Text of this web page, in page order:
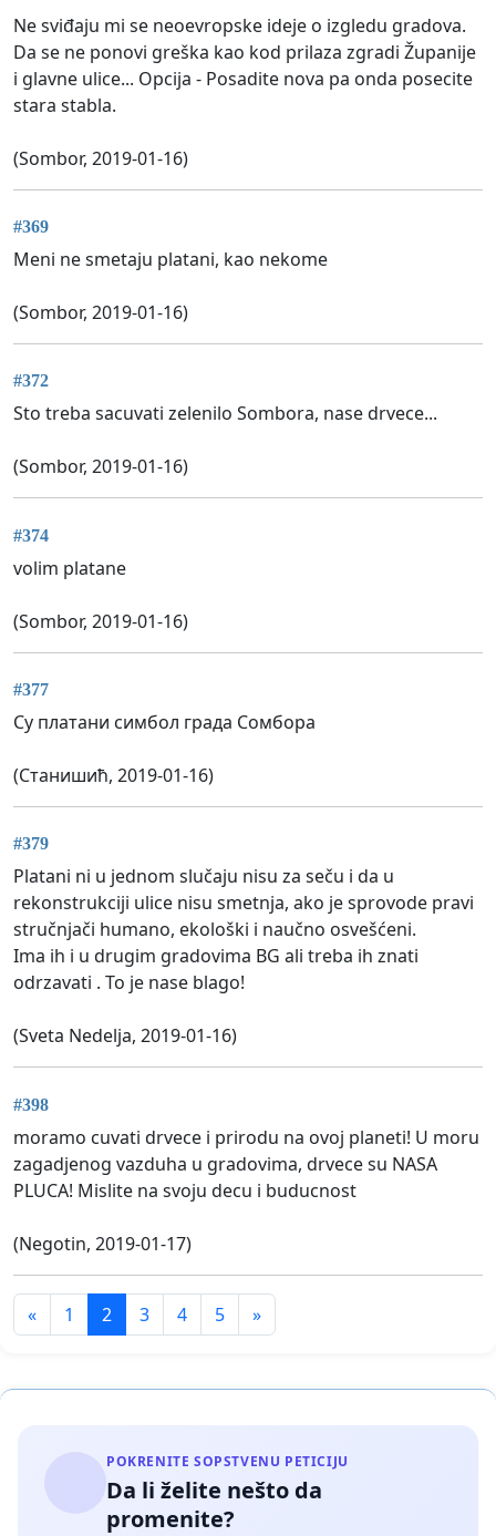
Ne sviđaju mi se neoevropske ideje o izgledu gradova.
Da se ne ponovi greška kao kod prilaza zgradi Županije
i glavne ulice... Opcija - Posadite nova pa onda posecite
stara stabla.
(Sombor, 2019-01-16)
#369
Meni ne smetaju platani, kao nekome
(Sombor, 2019-01-16)
#372
Sto treba sacuvati zelenilo Sombora, nase drvece...
(Sombor, 2019-01-16)
#374
volim platane
(Sombor, 2019-01-16)
#377
Су платани симбол града Сомбора
(Станишић, 2019-01-16)
#379
Platani ni u jednom slučaju nisu za seču i da u
rekonstrukciji ulice nisu smetnja, ako je sprovode pravi
stručnjači humano, ekološki i naučno osvešćeni.
Ima ih i u drugim gradovima BG ali treba ih znati
odrzavati . To je nase blago!
(Sveta Nedelja, 2019-01-16)
#398
moramo cuvati drvece i prirodu na ovoj planeti! U moru
zagadjenog vazduha u gradovima, drvece su NASA
PLUCA! Mislite na svoju decu i buducnost
(Negotin, 2019-01-17)
« 1 2 3 4 5 »
POKRENITE SOPSTVENU PETICIJU
Da li želite nešto da
promenite?